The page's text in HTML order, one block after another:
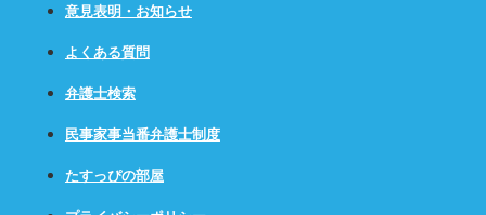
意見表明・お知らせ
よくある質問
弁護士検索
民事家事当番弁護士制度
たすっぴの部屋